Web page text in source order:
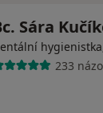
Sára
233